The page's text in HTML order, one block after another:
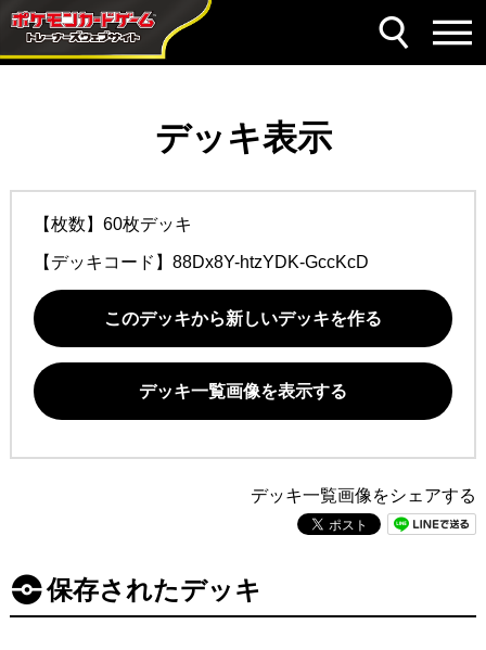
デッキ表示
【枚数】60枚デッキ
【デッキコード】 88Dx8Y-htzYDK-GccKcD
このデッキから新しいデッキを作る
デッキ一覧画像を表示する
デッキ一覧画像をシェアする
保存されたデッキ